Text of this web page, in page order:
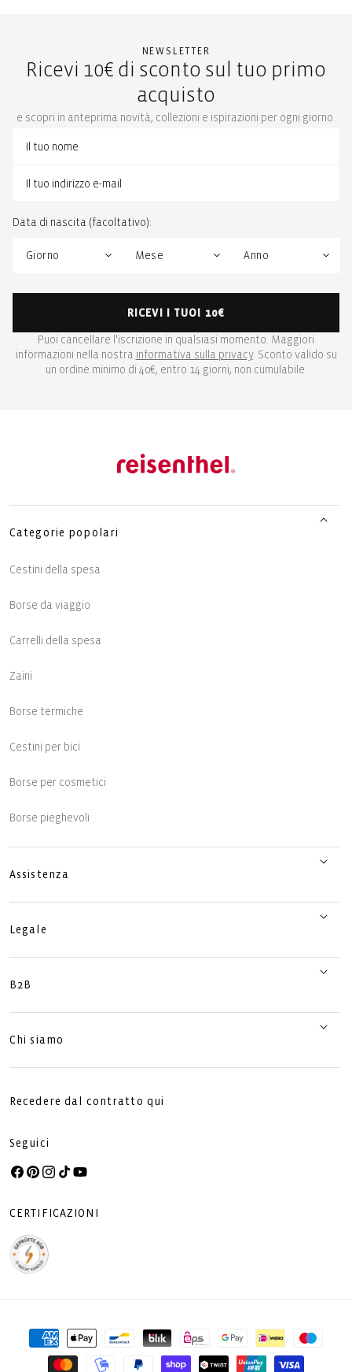
NEWSLETTER
Ricevi 10€ di sconto sul tuo primo
acquisto
e scopri in anteprima novità, collezioni e ispirazioni per ogni giorno.
Data di nascita (facoltativo):
RICEVI I TUOI 10€
Puoi cancellare l'iscrizione in qualsiasi momento. Maggiori
informazioni nella nostra informativa sulla privacy. Sconto valido su
un ordine minimo di 40€, entro 14 giorni, non cumulabile.
Categorie popolari
Cestini della spesa
Borse da viaggio
Carrelli della spesa
Zaini
Borse termiche
Cestini per bici
Borse per cosmetici
Borse pieghevoli
Assistenza
Legale
B2B
Chi siamo
Recedere dal contratto qui
Seguici
Facebook
Pinterest
Instagram
TikTokYouTube
CERTIFICAZIONI
Metodi